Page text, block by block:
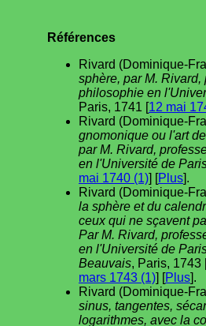
Références
Rivard (Dominique-
sphère, par M. Rivard,
philosophie en
Paris, 1741 [12 mai
Rivard (Dominique-
gnomonique ou l'art
par M. Rivard,
en l'Université de
mai 1740 (1)] [Plus].
Rivard (Dominique-
la sphère et du
ceux qui ne sçavent
Par M. Rivard,
en l'Université de
Beauvais, Paris, 1743
mars 1743 (1)] [Plus].
Rivard (Dominique-
sinus, tangentes,
logarithmes, avec la